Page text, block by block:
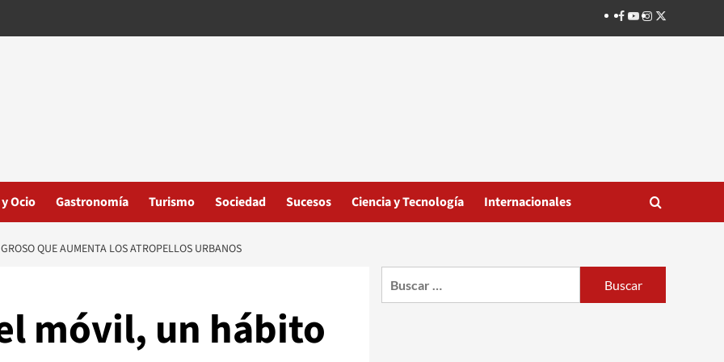
Facebook
Youtube
Instagram
Twitter
Ocio Gastronomía Turismo Sociedad Sucesos Ciencia y Tecnología Internacionales
QUE AUMENTA LOS ATROPELLOS URBANOS
móvil, un hábito